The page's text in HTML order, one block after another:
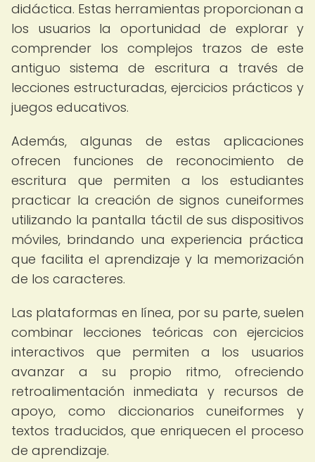
didáctica. Estas herramientas proporcionan a
los usuarios la oportunidad de explorar y
comprender los complejos trazos de este
antiguo sistema de escritura a través de
lecciones estructuradas, ejercicios prácticos y
juegos educativos.
Además, algunas de estas aplicaciones
ofrecen funciones de reconocimiento de
escritura que permiten a los estudiantes
practicar la creación de signos cuneiformes
utilizando la pantalla táctil de sus dispositivos
móviles, brindando una experiencia práctica
que facilita el aprendizaje y la memorización
de los caracteres.
Las plataformas en línea, por su parte, suelen
combinar lecciones teóricas con ejercicios
interactivos que permiten a los usuarios
avanzar a su propio ritmo, ofreciendo
retroalimentación inmediata y recursos de
apoyo, como diccionarios cuneiformes y
textos traducidos, que enriquecen el proceso
de aprendizaje.